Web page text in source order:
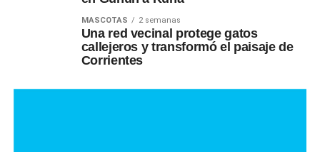
MASCOTAS 2 semanas
Una red vecinal protege gatos
callejeros y transformó el paisaje de
Corrientes